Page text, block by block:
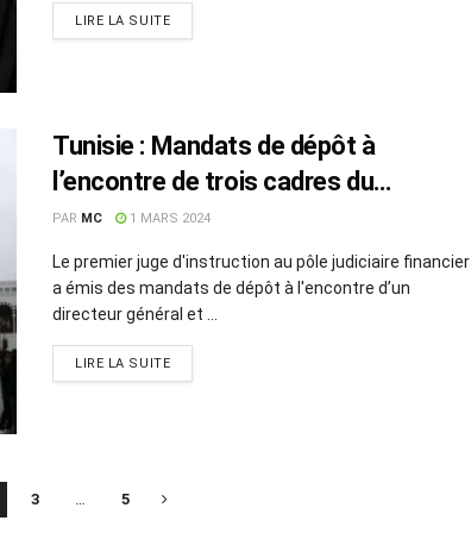
LIRE LA SUITE
Tunisie : Mandats de dépôt à
l’encontre de trois cadres du
ministère des Finances
PAR MC 1 MARS 2024
Le premier juge d'instruction au pôle judiciaire financier
a émis des mandats de dépôt à l'encontre d’un
directeur général et ...
LIRE LA SUITE
3 5